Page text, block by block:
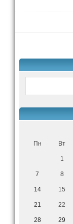
Пн Вт
1
7 8
14 15
21 22
28 29